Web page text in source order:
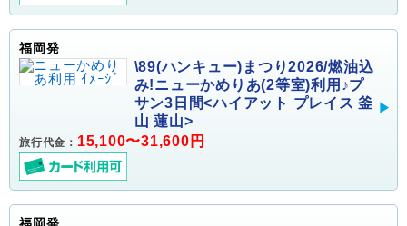
福岡発
\89(ハンキュー)まつり2026/燃油込
み!ニューかめりあ(2等室)利用♪プ
サン3日間<ハイアット プレイス 釜
山 蓮山>
旅行代金： 15,100〜31,600円
福岡発